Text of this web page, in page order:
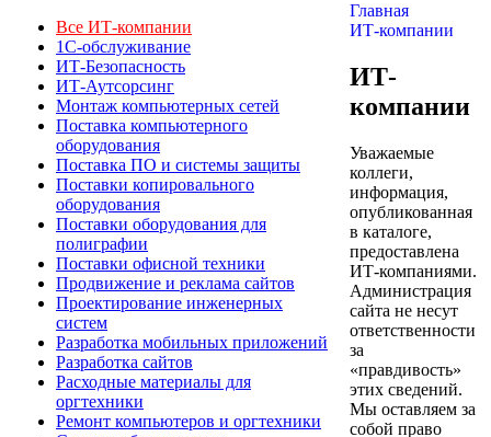
Все ИТ-компании
1С-обслуживание
ИТ-Безопасность
ИТ-Аутсорсинг
Монтаж компьютерных сетей
Поставка компьютерного
оборудования
Поставка ПО и системы защиты
Поставки копировального
оборудования
Поставки оборудования для
полиграфии
Поставки офисной техники
Продвижение и реклама сайтов
Проектирование инженерных
систем
Разработка мобильных приложений
Разработка сайтов
Расходные материалы для
оргтехники
Ремонт компьютеров и оргтехники
Главная
ИТ-компании
ИТ-
компании
Уважаемые
коллеги,
информация,
опубликованная
в каталоге,
предоставлена
ИТ-компаниями.
Администрация
сайта не несут
ответственности
за
«правдивость»
этих сведений.
Мы оставляем за
собой право